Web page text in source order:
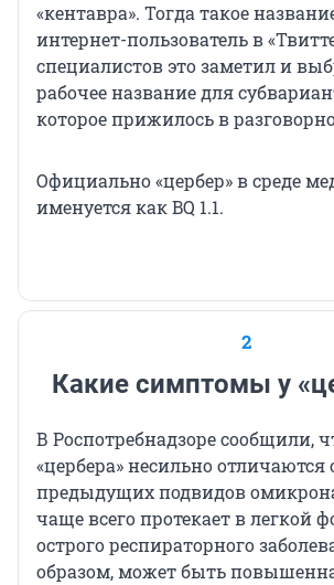
«кентавра». Тогда такое
интернет-пользователь в
специалистов это заметил и
рабочее название для
которое прижилось в
Официально «цербер» в среде
именуется как BQ 1.1.
2
Какие симптомы у
В Роспотребнадзоре сообщили,
«цербера» несильно отличаются
предыдущих подвидов
чаще всего протекает в легкой
острого респираторного
образом, может быть